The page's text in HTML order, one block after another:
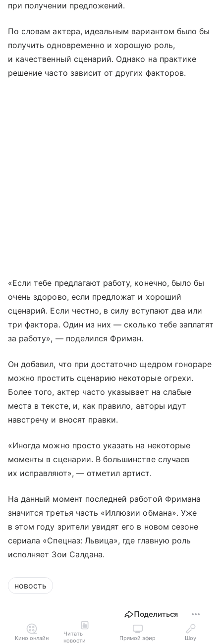
при получении предложений.
По словам актера, идеальным вариантом было бы
получить одновременно и хорошую роль,
и качественный сценарий. Однако на практике
решение часто зависит от других факторов.
«Если тебе предлагают работу, конечно, было бы
очень здорово, если предложат и хороший
сценарий. Если честно, в силу вступают два или
три фактора. Один из них — сколько тебе заплатят
за работу», — поделился Фриман.
Он добавил, что при достаточно щедром гонораре
можно простить сценарию некоторые огрехи.
Более того, актер часто указывает на слабые
места в тексте, и, как правило, авторы идут
навстречу и вносят правки.
«Иногда можно просто указать на некоторые
моменты в сценарии. В большинстве случаев
их исправляют», — отметил артист.
На данный момент последней работой Фримана
значится третья часть «Иллюзии обмана». Уже
в этом году зрители увидят его в новом сезоне
сериала «Спецназ: Львица», где главную роль
исполняет Зои Салдана.
новость
Поделиться
Кино онлайн
Читать
новости
Прямой эфир Шоу